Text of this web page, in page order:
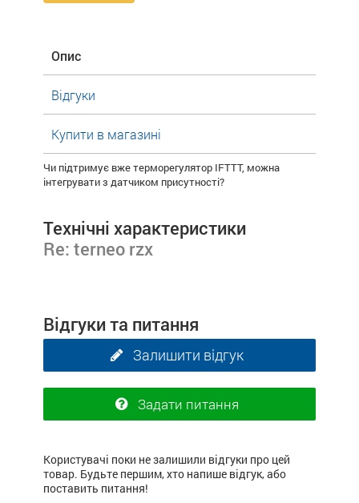
Опис
Відгуки
Купити в магазині
Чи підтримує вже терморегулятор IFTTT, можна
інтегрувати з датчиком присутності?
Технічні характеристики
Re: terneo rzx
Відгуки та питання
Залишити відгук
Задати питання
Користувачі поки не залишили відгуки про цей
товар. Будьте першим, хто напише відгук, або
поставить питання!